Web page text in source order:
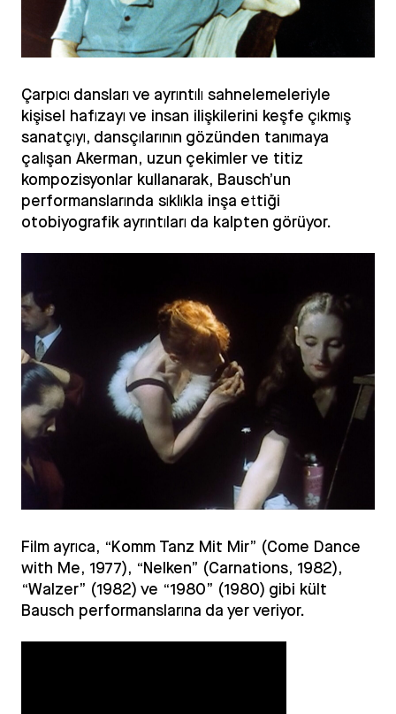
Çarpıcı dansları ve ayrıntılı sahnelemeleriyle
kişisel hafızayı ve insan ilişkilerini keşfe çıkmış
sanatçıyı, dansçılarının gözünden tanımaya
çalışan Akerman, uzun çekimler ve titiz
kompozisyonlar kullanarak, Bausch’un
performanslarında sıklıkla inşa ettiği
otobiyografik ayrıntıları da kalpten görüyor.
Film ayrıca, “Komm Tanz Mit Mir” (Come Dance
with Me, 1977), “Nelken” (Carnations, 1982),
“Walzer” (1982) ve “1980” (1980) gibi kült
Bausch performanslarına da yer veriyor.